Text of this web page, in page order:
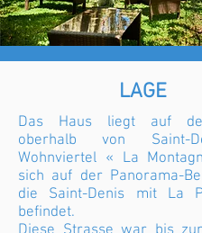
LAGE
Das Haus liegt auf
oberhalb von Saint-
Wohnviertel « La
sich auf der Panorama-
die Saint-Denis mit La
befindet.